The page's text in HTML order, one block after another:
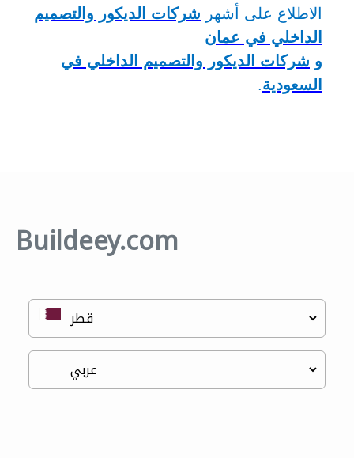
الاطلاع على أشهر شركات الديكور والتصميم
الداخلي في عمان
و شركات الديكور والتصميم الداخلي في
السعودية.
Buildeey.com